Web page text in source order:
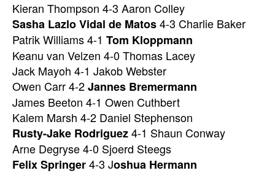
Kieran Thompson 4-3 Aaron Colley
Sasha Lazlo Vidal de Matos4-3 Charlie Baker
Patrik Williams 4-1 Tom Kloppmann
Keanu van Velzen 4-0 Thomas Lacey
Jack Mayoh 4-1 Jakob Webster
Owen Carr 4-2Jannes Bremermann
James Beeton 4-1 Owen Cuthbert
Kalem Marsh 4-2 Daniel Stephenson
Rusty-Jake Rodriguez4-1 Shaun Conway
Arne Degryse 4-0 Sjoerd Steegs
Felix Springer4-3 Joshua Hermann